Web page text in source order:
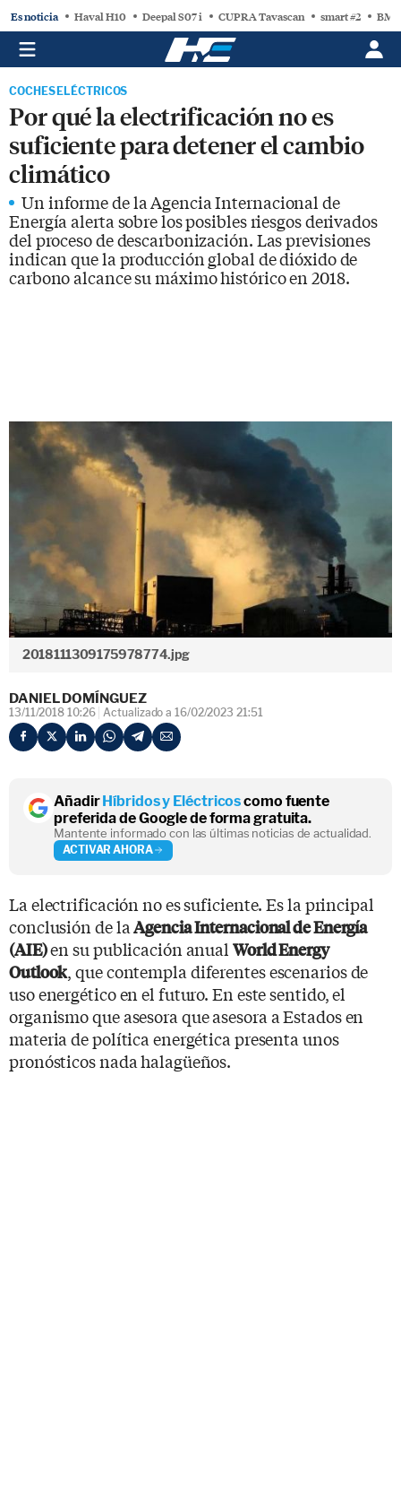
Es noticia Haval H10 Deepal S07 i CUPRA Tavascan smart #2
COCHES ELÉCTRICOS
Por qué la electrificación no es
suficiente para detener el cambio
climático
Un informe de la Agencia Internacional de
Energía alerta sobre los posibles riesgos derivados
del proceso de descarbonización. Las previsiones
indican que la producción global de dióxido de
carbono alcance su máximo histórico en 2018.
2018111309175978774.jpg
DANIEL DOMÍNGUEZ
13/11/2018 10:26 Actualizado a 16/02/2023 21:51
AñadirHíbridos y Eléctricoscomo fuente
preferida de Google de forma gratuita.
Mantente informado con las últimas noticias de actualidad.
ACTIVAR AHORA
La electrificación no es suficiente. Es la principal
conclusión de laAgencia Internacional de Energía
(AIE)en su publicación anual World Energy
Outlook, que contempla diferentes escenarios de
uso energético en el futuro. En este sentido, el
organismo que asesora que asesora a Estados en
materia de política energética presenta unos
pronósticos nada halagüeños.